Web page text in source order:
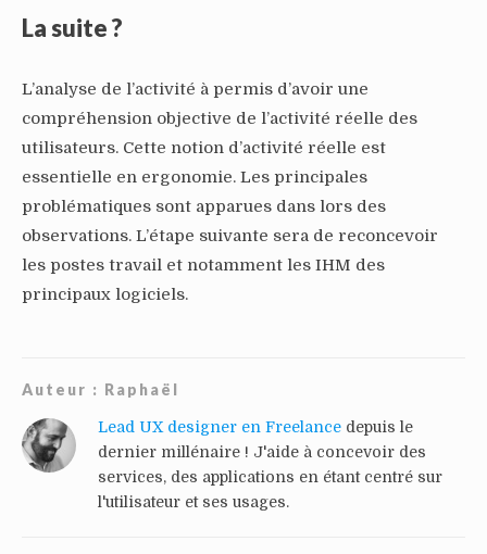
La suite ?
L’analyse de l’activité à permis d’avoir une
compréhension objective de l’activité réelle des
utilisateurs. Cette notion d’activité réelle est
essentielle en ergonomie. Les principales
problématiques sont apparues dans lors des
observations. L’étape suivante sera de reconcevoir
les postes travail et notamment les IHM des
principaux logiciels.
Auteur : Raphaël
Lead UX designer en Freelance depuis le
dernier millénaire ! J'aide à concevoir des
services, des applications en étant centré sur
l'utilisateur et ses usages.